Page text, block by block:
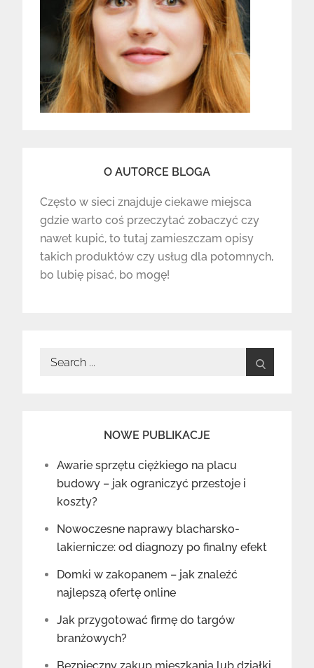
O AUTORCE BLOGA
Często w sieci znajduje ciekawe miejsca
gdzie warto coś przeczytać zobaczyć czy
nawet kupić, to tutaj zamieszczam opisy
takich produktów czy usług dla potomnych,
bo lubię pisać, bo mogę!
Search
NOWE PUBLIKACJE
Awarie sprzętu ciężkiego na placu
budowy – jak ograniczyć przestoje i
koszty?
Nowoczesne naprawy blacharsko-
lakiernicze: od diagnozy po finalny efekt
Domki w zakopanem – jak znaleźć
najlepszą ofertę online
Jak przygotować firmę do targów
branżowych?